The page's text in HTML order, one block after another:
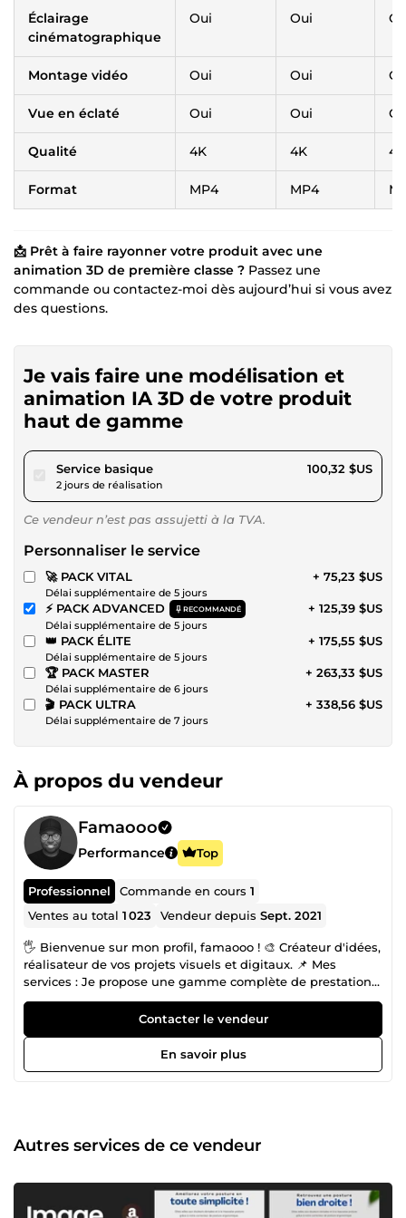
Éclairage
cinématographique
Oui Oui
Montage vidéo Oui Oui
Vue en éclaté Oui Oui
Qualité 4K 4K 4K
Format MP4 MP4
📩 Prêt à faire rayonner votre produit avec une
animation 3D de première classe ? Passez une
commande ou contactez-moi dès aujourd’hui si vous avez
des questions.
Je vais faire une modélisation et
animation IA 3D de votre produit
haut de gamme
Service basiquepour 92,46 $US
2 jours de réalisation
100,32 $US
Ce vendeur n’est pas assujetti à la TVA.
Personnaliser le service
🚀 PACK VITAL
Délai supplémentaire de 5 jours
+ 75,23 $US
⚡ PACK ADVANCED RECOMMANDÉ
Délai supplémentaire de 5 jours
+ 125,39 $US
👑 PACK ÉLITE
Délai supplémentaire de 5 jours
+ 175,55 $US
🏆 PACK MASTER
Délai supplémentaire de 6 jours
+ 263,33 $US
🎬 PACK ULTRA
Délai supplémentaire de 7 jours
+ 338,56 $US
À propos du vendeur
Famaooo
Performance Top
Professionnel Commande en cours1
Ventes au total1 023 Vendeur depuisSept. 2021
🖐 Bienvenue sur mon profil, famaooo ! 🎨 Créateur d'idées,
réalisateur de vos projets visuels et digitaux. 📌 Mes
services : Je propose une gamme complète de prestations
pour donner vie à vos projets : 🎞️ Montage photo et vidéo :
Transformez vos souvenirs ou vos contenus en œuvres
mémorables. 💻 Création de sites internet : Sites vitrines, e-
commerce ou plateformes sur mesure, je conçois des sites
esthétiques et performants. 🔗 Conception de tunnels de
professionnalisme, avec une priorité absolue : respecter
vos attentes et délais. 💡 Créativité et passion Ma passion
constamment les tendances pour vous offrir des
réalisations modernes et percutantes. 💬 Écoute et
Contacter le vendeur
En savoir plus
Autres services de ce vendeur